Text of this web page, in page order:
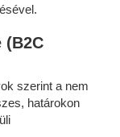
(B2C
szerint a nem
határokon